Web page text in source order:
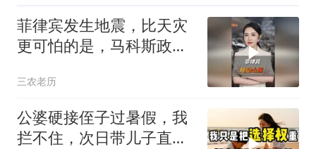
菲律宾发生地震，比天灾
更可怕的是，马科斯政府
三农老历
公婆硬接侄子过暑假，我
拦不住，次日带儿子直飞